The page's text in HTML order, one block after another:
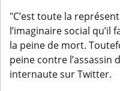
"C’est toute la
l’imaginaire social qu’il
la peine de mort.
peine contre l’assassin
internaute sur Twitter.